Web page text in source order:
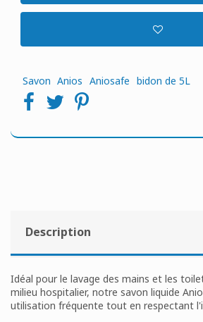
Savon Anios Aniosafe bidon de 5L
Description
Idéal pour le lavage des mains et les
milieu hospitalier, notre savon liquide
utilisation fréquente tout en respectant